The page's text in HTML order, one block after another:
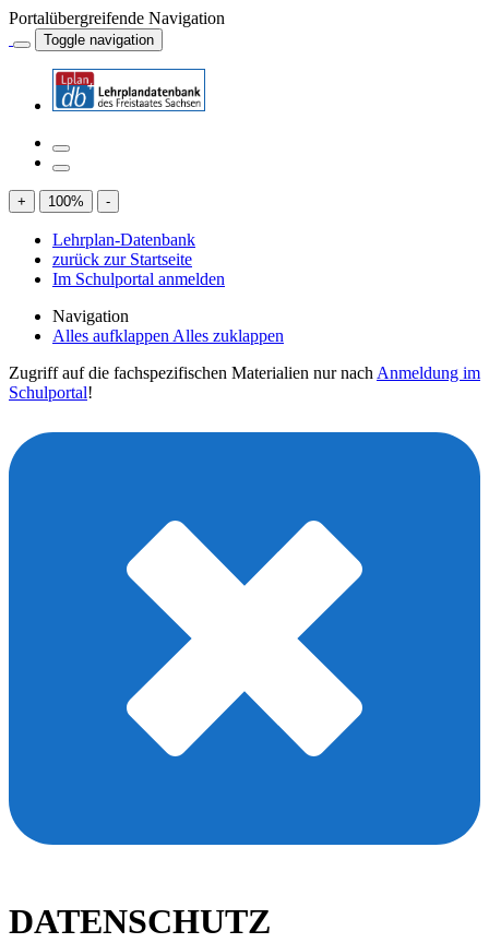
Portalübergreifende Navigation
Toggle navigation
+ 100% -
Lehrplan-Datenbank
zurück zur Startseite
Im Schulportal anmelden
Navigation
Alles aufklappen Alles zuklappen
Zugriff auf die fachspezifischen Materialien nur nach Anmeldung im
Schulportal!
DATENSCHUTZ